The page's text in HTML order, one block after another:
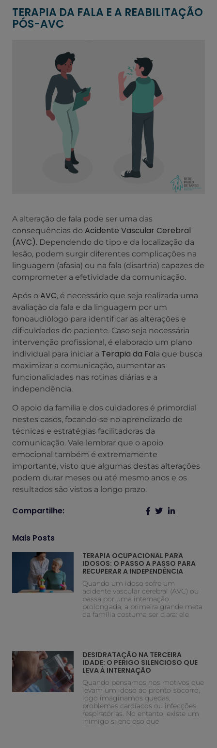
TERAPIA DA FALA E A REABILITAÇÃO
PÓS-AVC
A alteração de fala pode ser uma das
consequências do Acidente Vascular Cerebral
(AVC). Dependendo do tipo e da localização da
lesão, podem surgir diferentes complicações na
linguagem (afasia) ou na fala (disartria) capazes de
comprometer a efetividade da comunicação.
Após o AVC, é necessário que seja realizada uma
avaliação da fala e da linguagem por um
fonoaudiólogo para identificar as alterações e
dificuldades do paciente. Caso seja necessária
intervenção profissional, é elaborado um plano
individual para iniciar a Terapia da Fala que busca
maximizar a comunicação, aumentar as
funcionalidades nas rotinas diárias e a
independência.
O apoio da família e dos cuidadores é primordial
nestes casos, focando-se no aprendizado de
técnicas e estratégias facilitadoras da
comunicação. Vale lembrar que o apoio
emocional também é extremamente
importante, visto que algumas destas alterações
podem durar meses ou até mesmo anos e os
resultados são vistos a longo prazo.
Compartilhe:
Mais Posts
TERAPIA OCUPACIONAL PARA
IDOSOS: O PASSO A PASSO PARA
RECUPERAR A INDEPENDÊNCIA
Quando um idoso sofre um
acidente vascular cerebral (AVC) ou
passa por uma internação
prolongada, a primeira grande meta
da família costuma ser clara: ele
DESIDRATAÇÃO NA TERCEIRA
IDADE: O PERIGO SILENCIOSO QUE
LEVA À INTERNAÇÃO
Quando pensamos nos motivos que
levam um idoso ao pronto-socorro,
logo imaginamos quedas,
problemas cardíacos ou infecções
respiratórias. No entanto, existe um
inimigo silencioso que